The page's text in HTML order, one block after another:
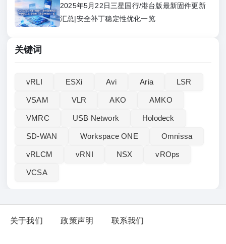
2025年5月22日三星国行/港台版最新固件更新
汇总|安全补丁稳定性优化一览
关键词
vRLI‌ ESXi Avi Aria LSR
VSAM VLR AKO AMKO
VMRC USB Network Holodeck
SD-WAN Workspace ONE Omnissa
vRLCM vRNI NSX vROps
VCSA
关于我们 政策声明 联系我们